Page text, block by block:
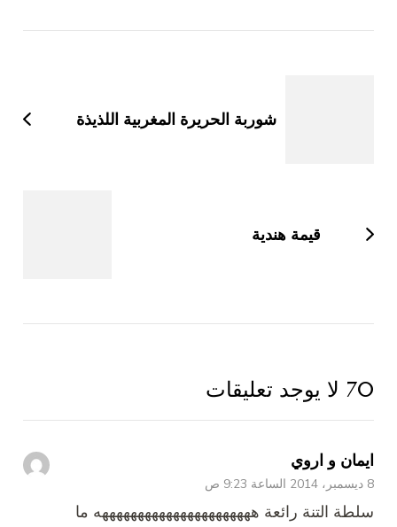
شوربة الحريرة المغربية اللذيذة
قيمة هندية
70 لا يوجد تعليقات
ايمان و اروي
8 ديسمبر، 2014 الساعة 9:23 ص
سلطة التنة رائعة ههههههههههههههههههههههه ما